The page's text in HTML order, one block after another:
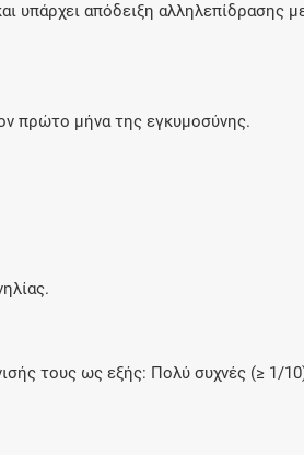
υπάρχει απόδειξη αλληλεπίδρασης
πρώτο μήνα της εγκυμοσύνης.
τους ως εξής: Πολύ συχνές (≥ 1/